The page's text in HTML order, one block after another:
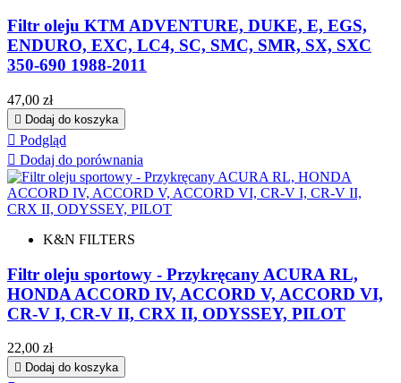
Filtr oleju KTM ADVENTURE, DUKE, E, EGS,
ENDURO, EXC, LC4, SC, SMC, SMR, SX, SXC
350-690 1988-2011
Cena
47,00 zł
 Dodaj do koszyka
 Podgląd
 Dodaj do porównania
K&N FILTERS
Filtr oleju sportowy - Przykręcany ACURA RL,
HONDA ACCORD IV, ACCORD V, ACCORD VI,
CR-V I, CR-V II, CRX II, ODYSSEY, PILOT
Cena
22,00 zł
 Dodaj do koszyka